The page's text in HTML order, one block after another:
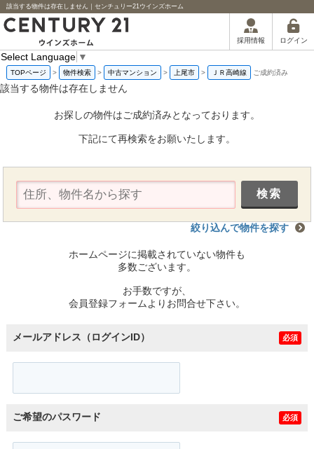
該当する物件は存在しません｜センチュリー21ウインズホーム
採用情報 ログイン
Select Language ▼
TOPページ > 物件検索 > 中古マンション > 上尾市 > ＪＲ高崎線 ご成約済み
該当する物件は存在しません
お探しの物件はご成約済みとなっております。
下記にて再検索をお願いたします。
絞り込んで物件を探す
ホームページに掲載されていない物件も
多数ございます。
お手数ですが、
会員登録フォームよりお問合せ下さい。
メールアドレス（ログインID） 必須
ご希望のパスワード 必須